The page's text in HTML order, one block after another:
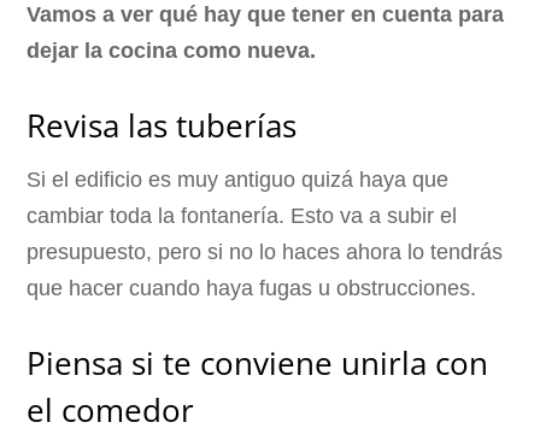
Vamos a ver qué hay que tener en cuenta para
dejar la cocina como nueva.
Revisa las tuberías
Si el edificio es muy antiguo quizá haya que
cambiar toda la fontanería. Esto va a subir el
presupuesto, pero si no lo haces ahora lo tendrás
que hacer cuando haya fugas u obstrucciones.
Piensa si te conviene unirla con
el comedor